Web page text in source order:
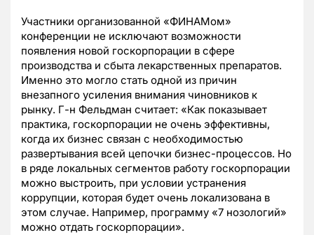
Участники организованной «ФИНАМом»
конференции не исключают возможности
появления новой госкорпорации в сфере
производства и сбыта лекарственных препаратов.
Именно это могло стать одной из причин
внезапного усиления внимания чиновников к
рынку. Г-н Фельдман считает: «Как показывает
практика, госкорпорации не очень эффективны,
когда их бизнес связан с необходимостью
развертывания всей цепочки бизнес-процессов. Но
в ряде локальных сегментов работу госкорпорации
можно выстроить, при условии устранения
коррупции, которая будет очень локализована в
этом случае. Например, программу «7 нозологий»
можно отдать госкорпорации».